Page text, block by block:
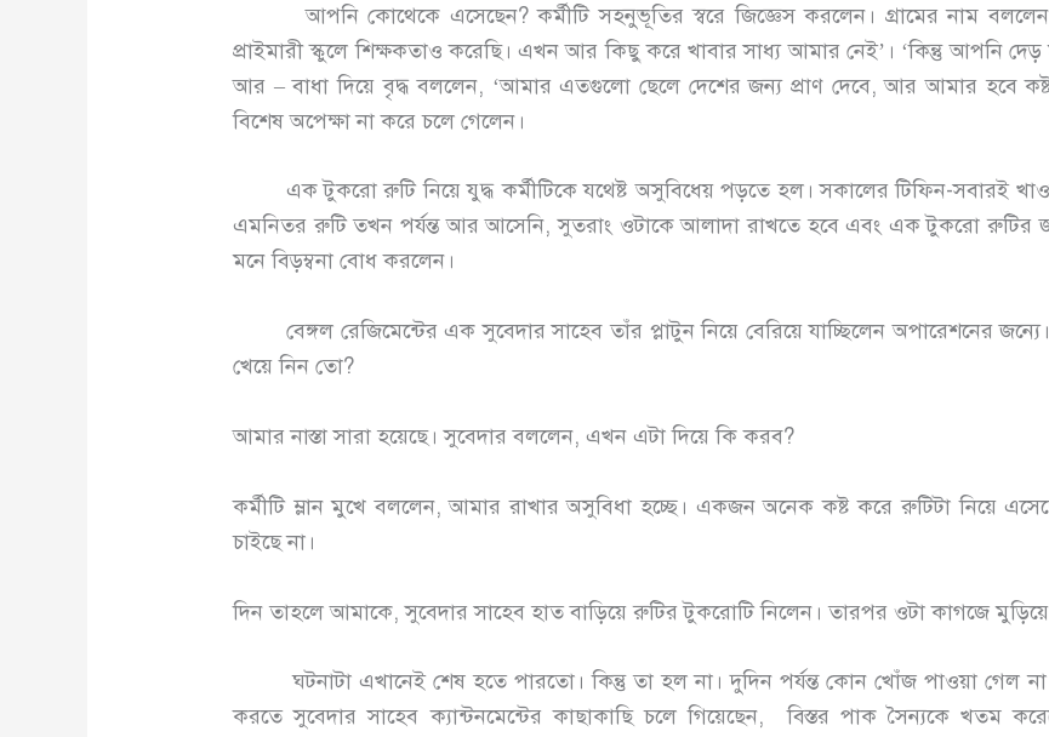
আপনি কোথেকে এসেছেন? কর্মীটি সহনুভূতির স্বরে জিজ্ঞেস করলেন। গ্রামের নাম বললেন
প্রাইমারী স্কুলে শিক্ষকতাও করেছি। এখন আর কিছু করে খাবার সাধ্য আমার নেই’। ‘কিন্তু আপনি
আর – বাধা দিয়ে বৃদ্ধ বললেন, ‘আমার এতগুলো ছেলে দেশের জন্য প্রাণ দেবে, আর আমার হবে
বিশেষ অপেক্ষা না করে চলে গেলেন।
এক টুকরো রুটি নিয়ে যুদ্ধ কর্মীটিকে যথেষ্ট অসুবিধেয় পড়তে হল। সকালের টিফিন-সবারই
এমনিতর রুটি তখন পর্যন্ত আর আসেনি, সুতরাং ওটাকে আলাদা রাখতে হবে এবং এক টুকরো রুটির
মনে বিড়ম্বনা বোধ করলেন।
বেঙ্গল রেজিমেন্টের এক সুবেদার সাহেব তাঁর প্লাটুন নিয়ে বেরিয়ে যাচ্ছিলেন অপারেশনের
খেয়ে নিন তো?
আমার নাস্তা সারা হয়েছে। সুবেদার বললেন, এখন এটা দিয়ে কি করব?
কর্মীটি ম্লান মুখে বললেন, আমার রাখার অসুবিধা হচ্ছে। একজন অনেক কষ্ট করে রুটিটা নিয়ে
চাইছে না।
দিন তাহলে আমাকে, সুবেদার সাহেব হাত বাড়িয়ে রুটির টুকরোটি নিলেন। তারপর ওটা কাগজে মুড়িয়ে
ঘটনাটা এখানেই শেষ হতে পারতো। কিন্তু তা হল না। দুদিন পর্যন্ত কোন খোঁজ পাওয়া গেল না
করতে সুবেদার সাহেব ক্যান্টনমেন্টের কাছাকাছি চলে গিয়েছেন, বিস্তর পাক সৈন্যকে